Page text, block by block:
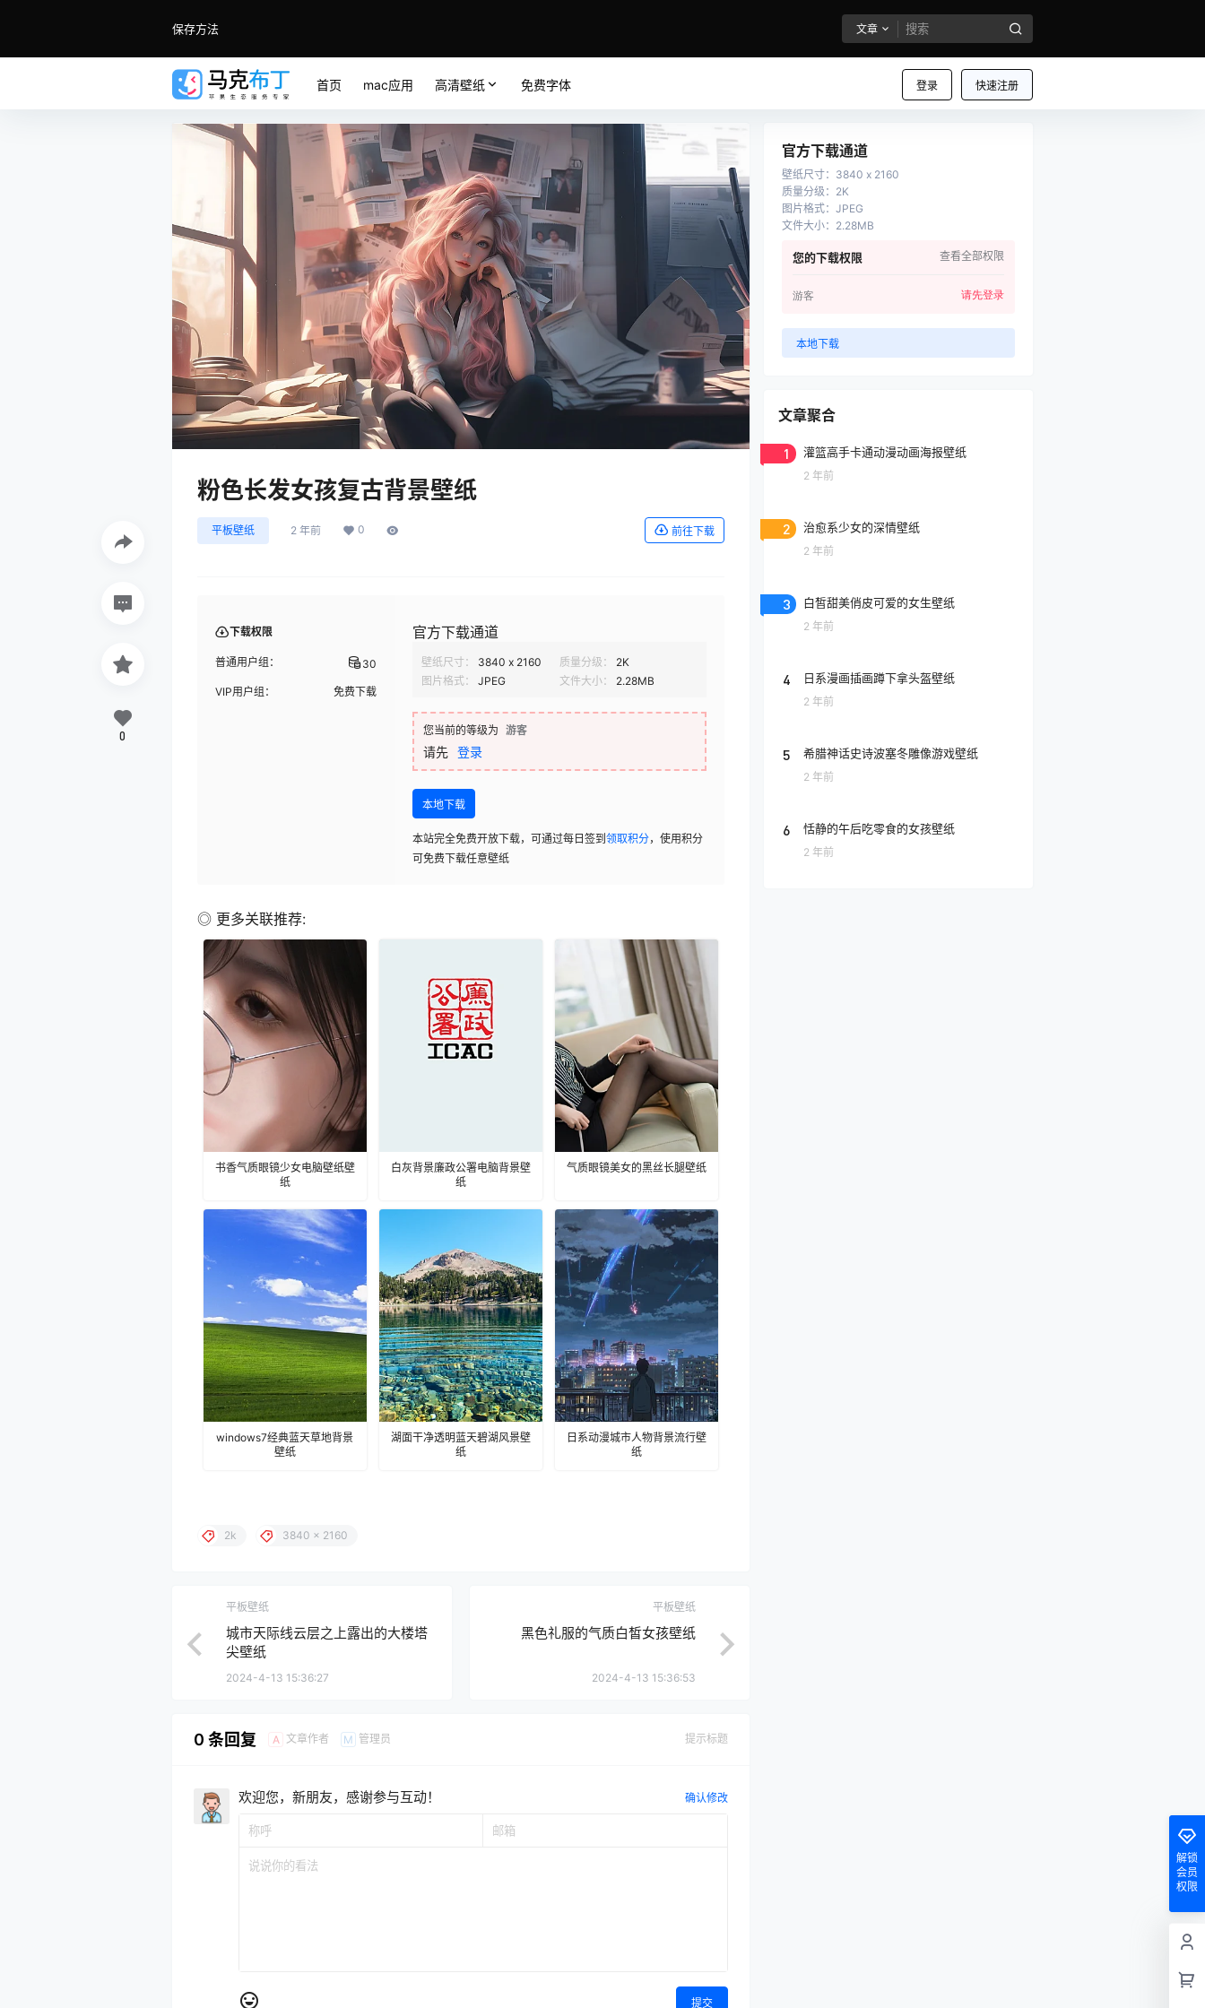
保存方法 文章
登录 快速注册
首页 mac应用 高清壁纸 免费字体
粉色长发女孩复古背景壁纸
平板壁纸 2 年前 0 前往下载
下载权限
普通用户组： 30
VIP用户组： 免费下载
官方下载通道
壁纸尺寸： 3840 x 2160 质量分级：
2K
图片格式：
JPEG 文件大小： 2.28MB
您当前的等级为 游客
请先 登录
本地下载
本站完全免费开放下载，可通过每日签到领取积分，使用积分
可免费下载任意壁纸
◎ 更多关联推荐:
书香气质眼镜少女电脑壁纸壁
纸
白灰背景廉政公署电脑背景壁
纸
气质眼镜美女的黑丝长腿壁纸
windows7经典蓝天草地背景
壁纸
湖面干净透明蓝天碧湖风景壁
纸
日系动漫城市人物背景流行壁
纸
0
2k 3840 x 2160
平板壁纸
城市天际线云层之上露出的大楼塔
尖壁纸
2024-4-13 15:36:27
平板壁纸
黑色礼服的气质白皙女孩壁纸
2024-4-13 15:36:53
0 条回复 A 文章作者 M 管理员 提示标题
欢迎您，新朋友，感谢参与互动！ 确认修改
提交
官方下载通道
壁纸尺寸： 3840 x 2160
质量分级 ： 2K
图片格式： JPEG
文件大小： 2.28MB
您的下载权限 查看全部权限
游客 请先登录
本地下载
文章聚合
1 灌篮高手卡通动漫动画海报壁纸
2 年前
2 治愈系少女的深情壁纸
2 年前
3 白皙甜美俏皮可爱的女生壁纸
2 年前
4 日系漫画插画蹲下拿头盔壁纸
2 年前
5 希腊神话史诗波塞冬雕像游戏壁纸
2 年前
6 恬静的午后吃零食的女孩壁纸
2 年前
解锁
会员
权限